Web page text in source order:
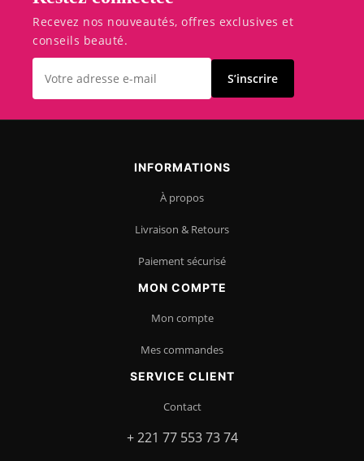
Recevez nos nouveautés, offres exclusives et
conseils beauté.
S’inscrire
INFORMATIONS
À propos
Livraison & Retours
Paiement sécurisé
MON COMPTE
Mon compte
Mes commandes
SERVICE CLIENT
Contact
+ 221 77 553 73 74